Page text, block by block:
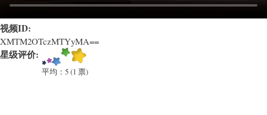
教
育
类
卡
视频ID:
XMTM2OTczMTYyMA==
星级评价:
平均： 5(1 票)